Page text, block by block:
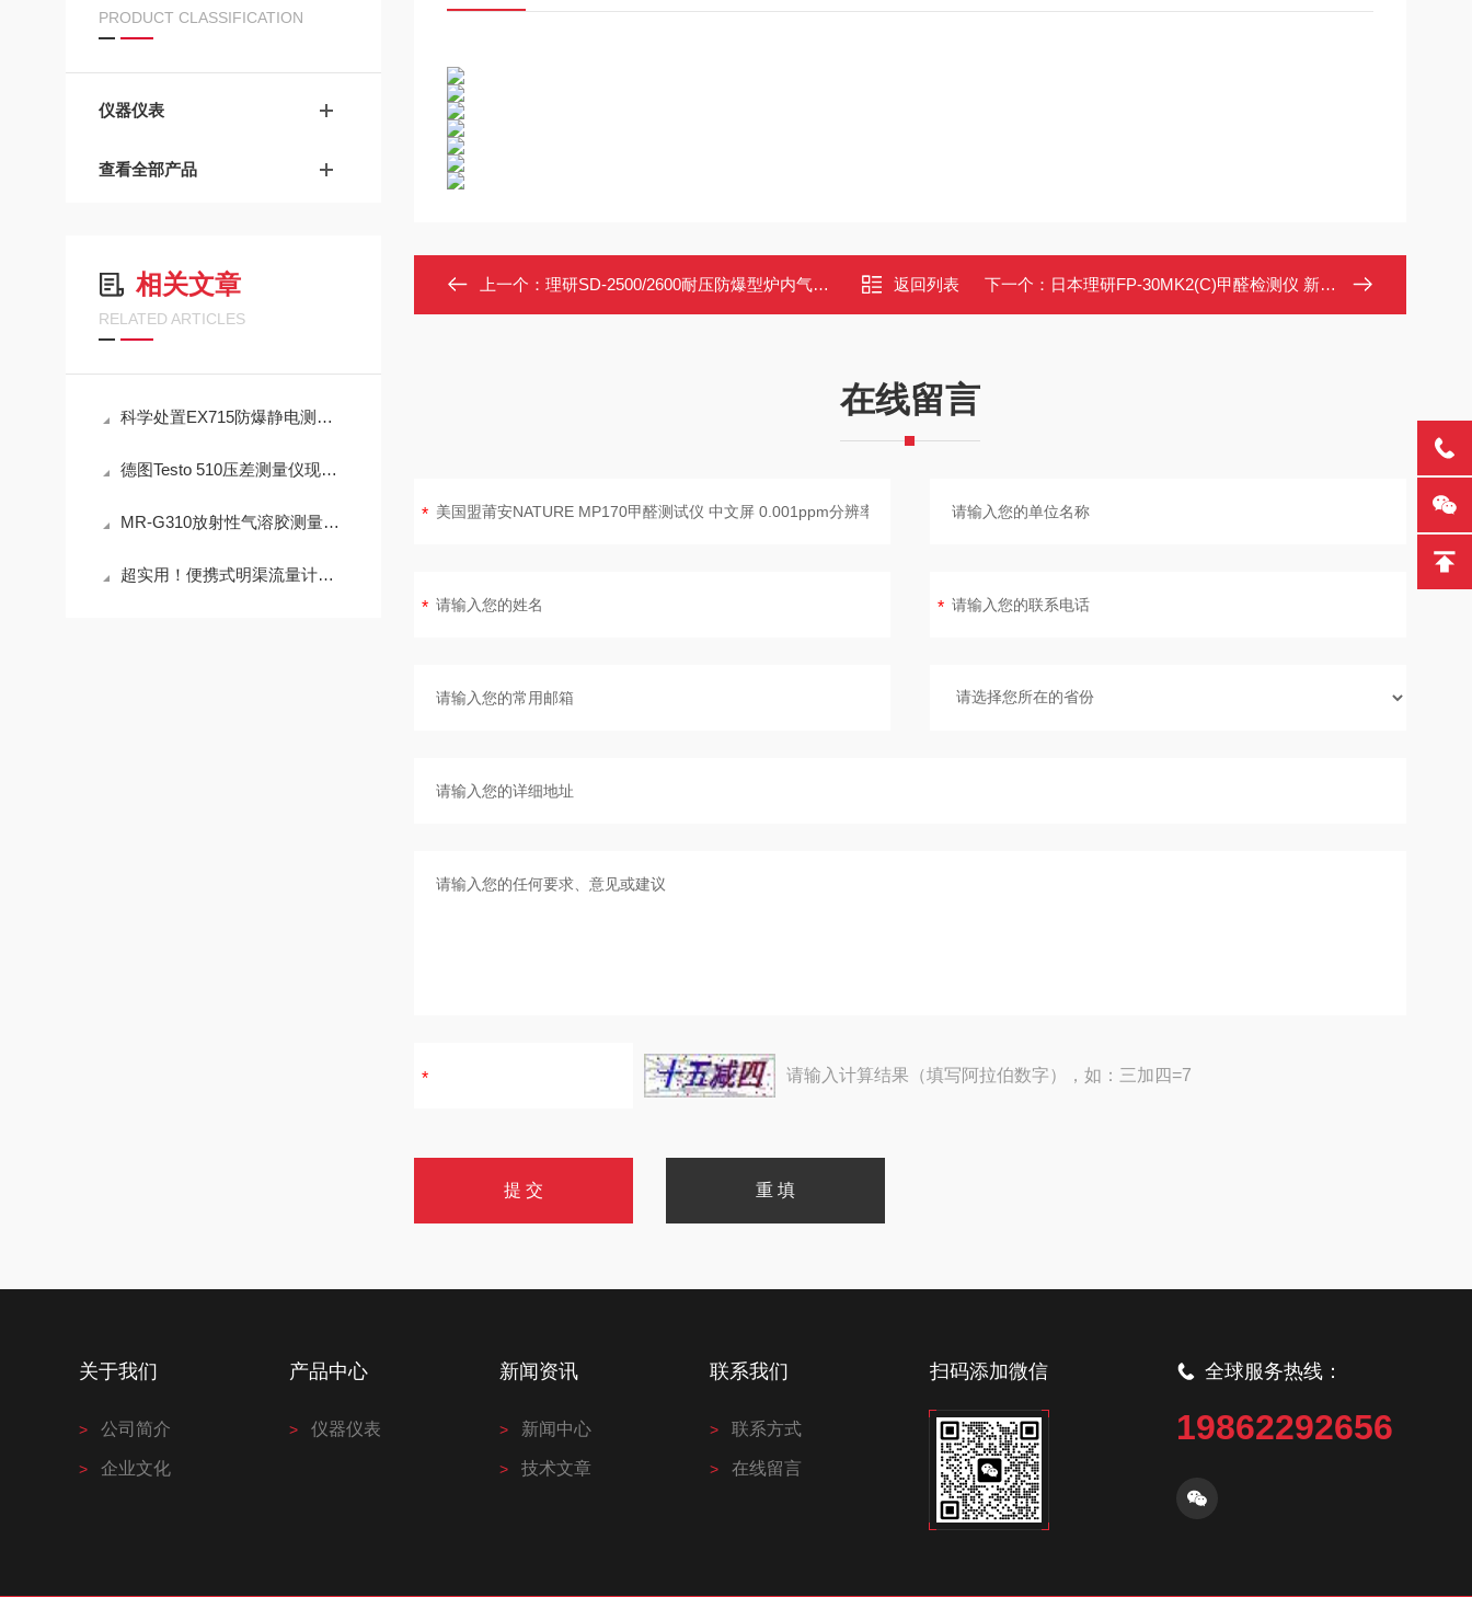
PRODUCT CLASSIFICATION
仪器仪表
查看全部产品
相关文章
RELATED ARTICLES
科学处置EX715防爆静电测试仪故障可有效保障检测工作正常开展
德图Testo 510压差测量仪现场测量操作与误差控制
MR-G310放射性气溶胶测量仪：IP65防护与-40℃~+50℃宽温工作能力
超实用！便携式明渠流量计定期维护保养方法大汇总
上一个： 理研SD-2500/2600耐压防爆型炉内气体检测仪 返回列表 下一个： 日本理研FP-30MK2(C)甲醛检测仪 新国标仪器 泵吸式高精度甲醛浓度
在线留言
请输入计算结果（填写阿拉伯数字），如：三加四=7
关于我们
公司简介
企业文化
产品中心
仪器仪表
新闻资讯
新闻中心
技术文章
联系我们
联系方式
在线留言
扫码添加微信 全球服务热线：
19862292656